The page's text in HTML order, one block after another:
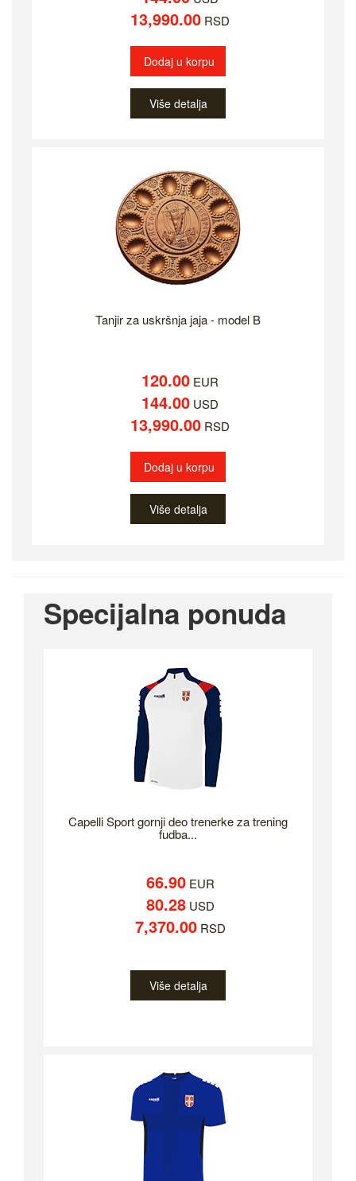
13,990.00 RSD
Dodaj u korpu
Više detalja
Tanjir za uskršnja jaja - model B
120.00 EUR
144.00 USD
13,990.00 RSD
Dodaj u korpu
Više detalja
Specijalna ponuda
Capelli Sport gornji deo trenerke za trening
fudba...
66.90EUR
80.28USD
7,370.00RSD
Više detalja